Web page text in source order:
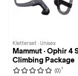
Kletterset · Unisex
Mammut · Ophir 4
Climbing Package
(0) 1